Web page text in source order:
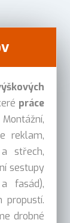
práce
reklam,
střech,
sestupy
fasád),
propustí.
drobné